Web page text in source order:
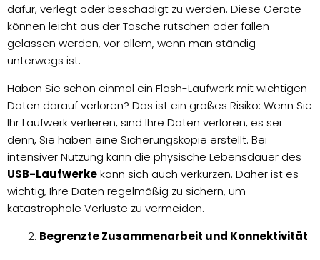
dafür, verlegt oder beschädigt zu werden. Diese Geräte
können leicht aus der Tasche rutschen oder fallen
gelassen werden, vor allem, wenn man ständig
unterwegs ist.
Haben Sie schon einmal ein Flash-Laufwerk mit wichtigen
Daten darauf verloren? Das ist ein großes Risiko: Wenn Sie
Ihr Laufwerk verlieren, sind Ihre Daten verloren, es sei
denn, Sie haben eine Sicherungskopie erstellt. Bei
intensiver Nutzung kann die physische Lebensdauer des
USB-Laufwerkekann sich auch verkürzen. Daher ist es
wichtig, Ihre Daten regelmäßig zu sichern, um
katastrophale Verluste zu vermeiden.
Begrenzte Zusammenarbeit und Konnektivität